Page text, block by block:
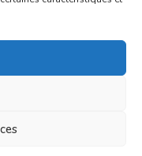
pharmacie